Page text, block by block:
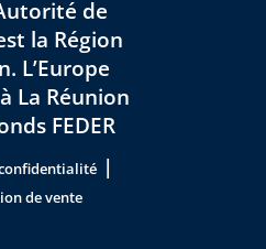
de
la Région
L’Europe
La Réunion
FEDER
|
de vente